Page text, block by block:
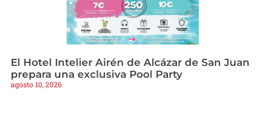
El Hotel Intelier Airén de Alcázar de San Juan
prepara una exclusiva Pool Party
agosto 10, 2026